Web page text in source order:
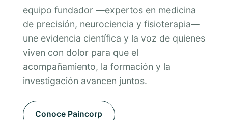
equipo fundador —expertos en medicina
de precisión, neurociencia y fisioterapia—
une evidencia científica y la voz de quienes
viven con dolor para que el
acompañamiento, la formación y la
investigación avancen juntos.
Conoce Paincorp